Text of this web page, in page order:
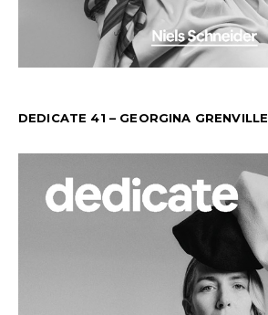
DEDICATE 41 – GEORGINA GRENVILLE